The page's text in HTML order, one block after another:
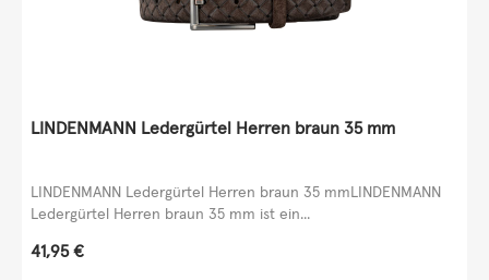
LINDENMANN Ledergürtel Herren braun 35 mm
LINDENMANN Ledergürtel Herren braun 35 mmLINDENMANN
Ledergürtel Herren braun 35 mm ist ein...
Regulärer Preis:
41,95 €